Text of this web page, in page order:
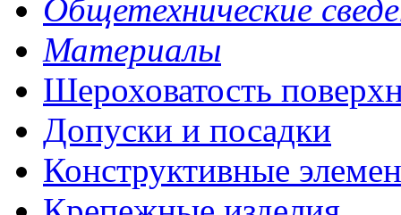
Общетехнические
Материалы
Шероховатость
Допуски и посадки
Конструктивные